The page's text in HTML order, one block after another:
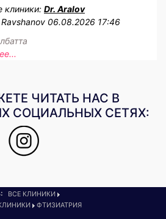
клиники: Dr. Aralov
06.08.2026 17:46
ЧИТАТЬ НАС В
СОЦИАЛЬНЫХ СЕТЯХ:
ВСЕ КЛИНИКИ
ФТИЗИАТРИЯ